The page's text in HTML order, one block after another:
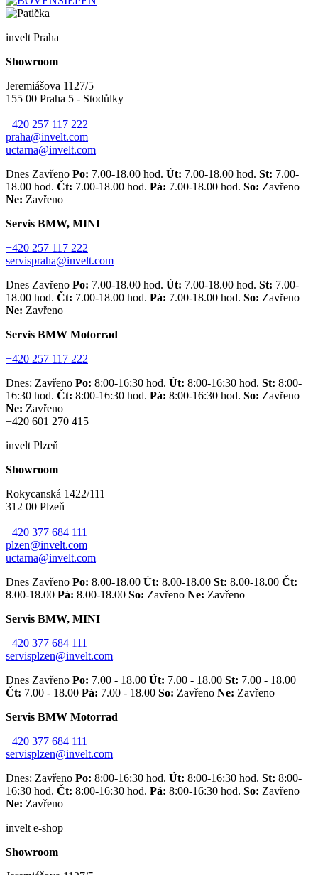
invelt Praha
Showroom
Jeremiášova 1127/5
155 00 Praha 5 - Stodůlky
+420 257 117 222
praha@invelt.com
uctarna@invelt.com
Dnes Zavřeno Po: 7.00-18.00 hod. Út: 7.00-18.00 hod. St: 7.00-
18.00 hod. Čt: 7.00-18.00 hod. Pá: 7.00-18.00 hod. So: Zavřeno
Ne: Zavřeno
Servis BMW, MINI
+420 257 117 222
servispraha@invelt.com
Dnes Zavřeno Po: 7.00-18.00 hod. Út: 7.00-18.00 hod. St: 7.00-
18.00 hod. Čt: 7.00-18.00 hod. Pá: 7.00-18.00 hod. So: Zavřeno
Ne: Zavřeno
Servis BMW Motorrad
+420 257 117 222
Dnes: Zavřeno Po: 8:00-16:30 hod. Út: 8:00-16:30 hod. St: 8:00-
16:30 hod. Čt: 8:00-16:30 hod. Pá: 8:00-16:30 hod. So: Zavřeno
Ne: Zavřeno
+420 601 270 415
invelt Plzeň
Showroom
Rokycanská 1422/111
312 00 Plzeň
+420 377 684 111
plzen@invelt.com
uctarna@invelt.com
Dnes Zavřeno Po: 8.00-18.00 Út: 8.00-18.00 St: 8.00-18.00 Čt:
8.00-18.00 Pá: 8.00-18.00 So: Zavřeno Ne: Zavřeno
Servis BMW, MINI
+420 377 684 111
servisplzen@invelt.com
Dnes Zavřeno Po: 7.00 - 18.00 Út: 7.00 - 18.00 St: 7.00 - 18.00
Čt: 7.00 - 18.00 Pá: 7.00 - 18.00 So: Zavřeno Ne: Zavřeno
Servis BMW Motorrad
+420 377 684 111
servisplzen@invelt.com
Dnes: Zavřeno Po: 8:00-16:30 hod. Út: 8:00-16:30 hod. St: 8:00-
16:30 hod. Čt: 8:00-16:30 hod. Pá: 8:00-16:30 hod. So: Zavřeno
Ne: Zavřeno
invelt e-shop
Showroom